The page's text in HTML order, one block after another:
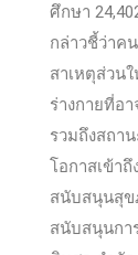
ศึกษา
กล่าวชี้ว่าค
สาเหตุส่วน
ร่างกายที่อ
รวมถึงสถา
โอกาสเข้า
สนับสนุนสุข
สนับสนุนกา